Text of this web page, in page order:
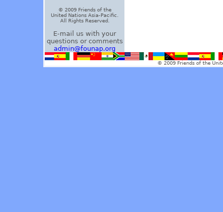
© 2009 Friends of the
United Nations Asia-Pacific.
All Rights Reserved.
E-mail us with your
questions or comments
admin@founap.org
© 2009 Friends of the